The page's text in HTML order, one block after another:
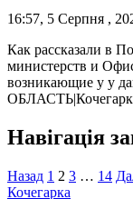
16:57, 5 Серпня ,
Как рассказали в
министерств и
возникающие у у
Навігація
Назад 1 2 3 … 14
Кочегарка